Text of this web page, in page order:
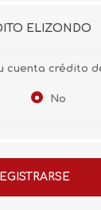
ELIZONDO
cuenta crédito
No